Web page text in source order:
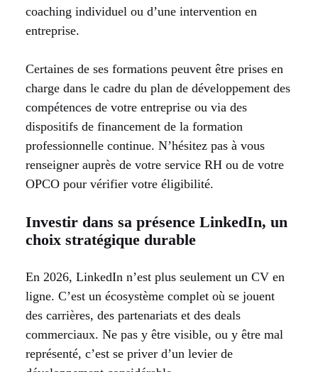
coaching individuel ou d’une intervention en
entreprise.
Certaines de ses formations peuvent être prises en
charge dans le cadre du plan de développement des
compétences de votre entreprise ou via des
dispositifs de financement de la formation
professionnelle continue. N’hésitez pas à vous
renseigner auprès de votre service RH ou de votre
OPCO pour vérifier votre éligibilité.
Investir dans sa présence LinkedIn, un
choix stratégique durable
En 2026, LinkedIn n’est plus seulement un CV en
ligne. C’est un écosystème complet où se jouent
des carrières, des partenariats et des deals
commerciaux. Ne pas y être visible, ou y être mal
représenté, c’est se priver d’un levier de